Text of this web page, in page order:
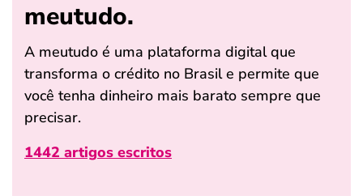
meutudo.
A meutudo é uma plataforma digital que
transforma o crédito no Brasil e permite que
você tenha dinheiro mais barato sempre que
precisar.
1442 artigos escritos